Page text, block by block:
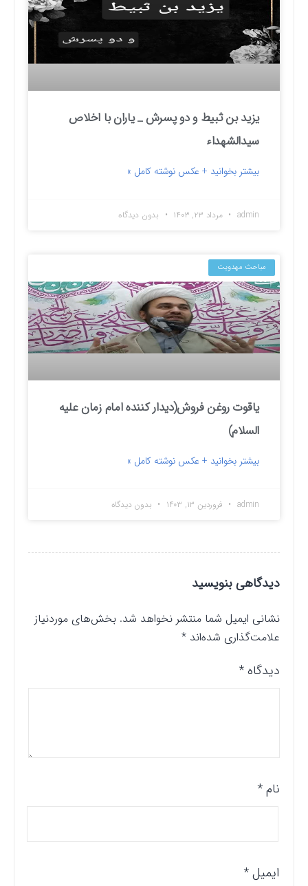
یزید بن ثبیط و دو پسرش _ یاران با اخلاص
سیدالشهداء
بیشتر بخوانید + عکس نوشته کامل »
admin مرداد ۲۳, ۱۴۰۳ بدون دیدگاه
مباحث مهدویت
یاقوت روغن فروش(دیدار کننده امام زمان علیه
السلام)
بیشتر بخوانید + عکس نوشته کامل »
admin فروردین ۱۳, ۱۴۰۳ بدون دیدگاه
دیدگاهی بنویسید
نشانی ایمیل شما منتشر نخواهد شد. بخش‌های موردنیاز
علامت‌گذاری شده‌اند*
دیدگاه*
نام*
ایمیل*